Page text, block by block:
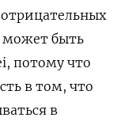
может быть
потому что
в том, что
в